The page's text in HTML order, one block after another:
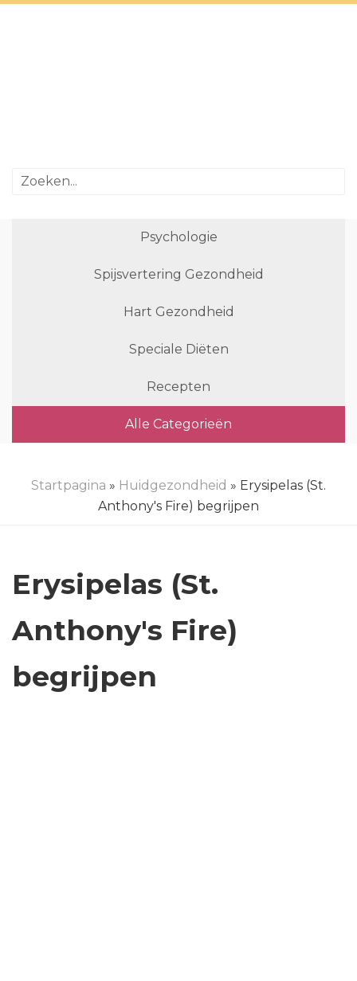
Psychologie
Spijsvertering Gezondheid
Hart Gezondheid
Speciale Diëten
Recepten
Alle Categorieën
Startpagina » Huidgezondheid » Erysipelas (St.
Anthony's Fire) begrijpen
Erysipelas (St.
Anthony's Fire)
begrijpen